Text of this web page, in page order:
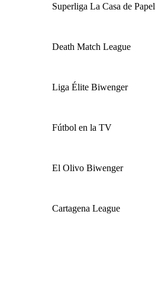
Superliga La Casa de Papel
Death Match League
Liga Élite Biwenger
Fútbol en la TV
El Olivo Biwenger
Cartagena League